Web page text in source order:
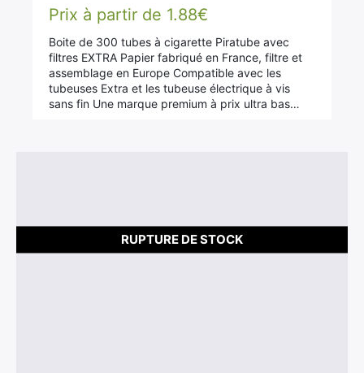
Prix à partir de 1.88€
Boite de 300 tubes à cigarette Piratube avec
filtres EXTRA Papier fabriqué en France, filtre et
assemblage en Europe Compatible avec les
tubeuses Extra et les tubeuse électrique à vis
sans fin Une marque premium à prix ultra bas…
RUPTURE DE STOCK